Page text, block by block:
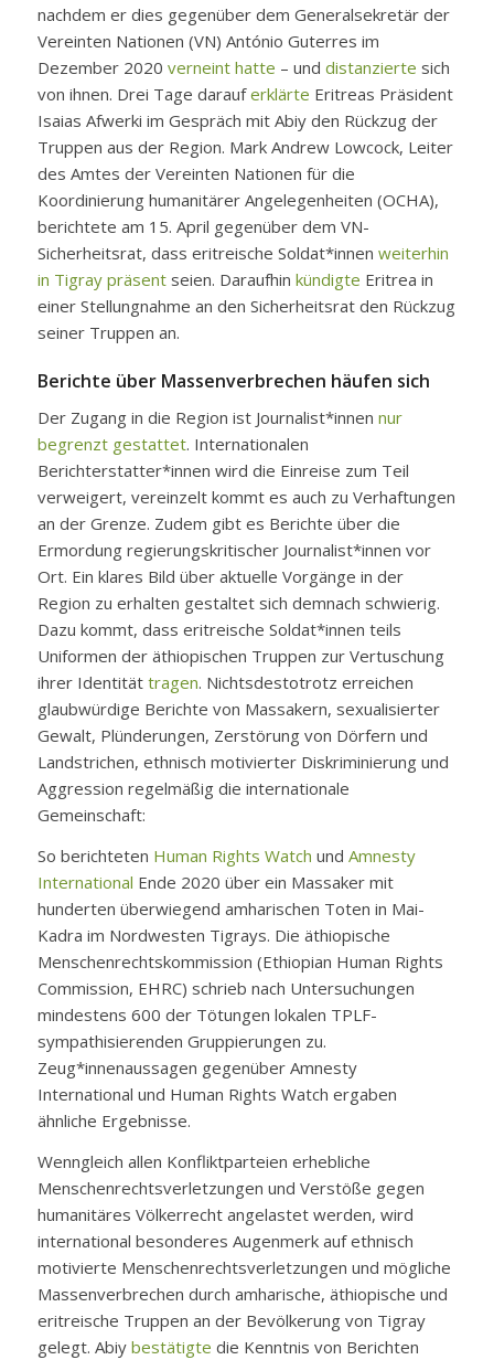
nachdem er dies gegenüber dem Generalsekretär der
Vereinten Nationen (VN) António Guterres im
Dezember 2020 verneint hatte – und distanzierte sich
von ihnen. Drei Tage darauferklärte Eritreas Präsident
Isaias Afwerki im Gespräch mit Abiy den Rückzug der
Truppen aus der Region. Mark Andrew Lowcock, Leiter
des Amtes der Vereinten Nationen für die
Koordinierung humanitärer Angelegenheiten (OCHA),
berichtete am 15. April gegenüber dem VN-
Sicherheitsrat, dass eritreische Soldat*innen weiterhin
in Tigray präsentseien. Daraufhin kündigte Eritrea in
einer Stellungnahme an den Sicherheitsrat den Rückzug
seiner Truppen an.
Berichte über Massenverbrechen häufen sich
Der Zugang in die Region ist Journalist*innen nur
begrenzt gestattet. Internationalen
Berichterstatter*innen wird die Einreise zum Teil
verweigert, vereinzelt kommt es auch zu Verhaftungen
an der Grenze. Zudem gibt es Berichte über die
Ermordung regierungskritischer Journalist*innen vor
Ort. Ein klares Bild über aktuelle Vorgänge in der
Region zu erhalten gestaltet sich demnach schwierig.
Dazu kommt, dass eritreische Soldat*innen teils
Uniformen der äthiopischen Truppen zur Vertuschung
ihrer Identität tragen. Nichtsdestotrotz erreichen
glaubwürdige Berichte von Massakern, sexualisierter
Gewalt, Plünderungen, Zerstörung von Dörfern und
Landstrichen, ethnisch motivierter Diskriminierung und
Aggression regelmäßig die internationale
Gemeinschaft:
So berichteten Human Rights Watch und Amnesty
International Ende 2020 über ein Massaker mit
hunderten überwiegend amharischen Toten in Mai-
Kadra im Nordwesten Tigrays. Die äthiopische
Menschenrechtskommission (Ethiopian Human Rights
Commission, EHRC) schrieb nach Untersuchungen
mindestens 600 der Tötungen lokalen TPLF-
sympathisierenden Gruppierungen zu.
Zeug*innenaussagen gegenüber Amnesty
International und Human Rights Watch ergaben
ähnliche Ergebnisse.
Wenngleich allen Konfliktparteien erhebliche
Menschenrechtsverletzungen und Verstöße gegen
humanitäres Völkerrecht angelastet werden, wird
international besonderes Augenmerk auf ethnisch
motivierte Menschenrechtsverletzungen und mögliche
Massenverbrechen durch amharische, äthiopische und
eritreische Truppen an der Bevölkerung von Tigray
gelegt. Abiy bestätigte die Kenntnis von Berichten